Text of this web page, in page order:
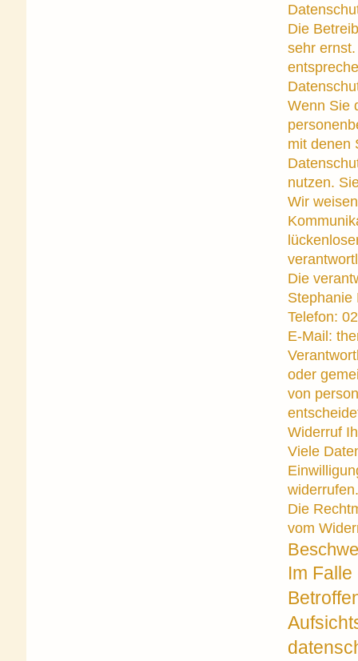
Die
sehr
Wenn Sie
mit denen
nutzen.
Wir
Die
Telefon:
E-Mail:
oder
von
Widerruf
Viele
Die
vom
Im